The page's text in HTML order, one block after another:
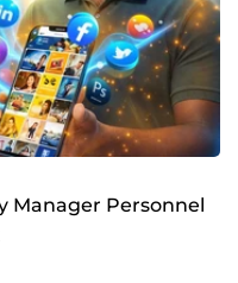
Manager Personnel